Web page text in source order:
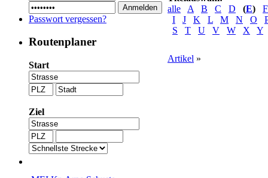
Passwort vergessen?
Routenplaner
Start
Ziel
alle
A B C D (E)
F
I
J K L M N O
S
T U V W X Y
Artikel »